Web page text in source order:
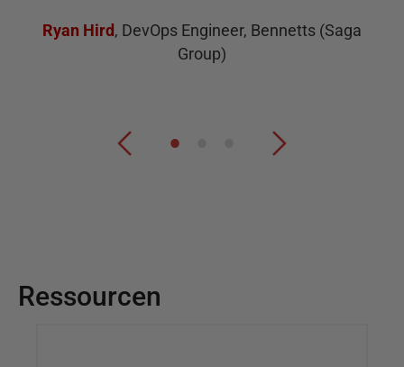
Ryan Hird, DevOps Engineer, Bennetts (Saga
Group)
Ressourcen